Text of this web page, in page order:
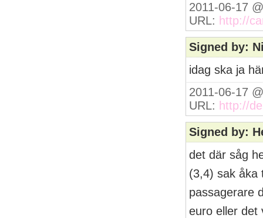
2011-06-17
URL: http://
Signed by:
idag ska ja
2011-06-17
URL: http://
Signed by:
det där såg
(3,4) sak åka
passagerare
euro eller det